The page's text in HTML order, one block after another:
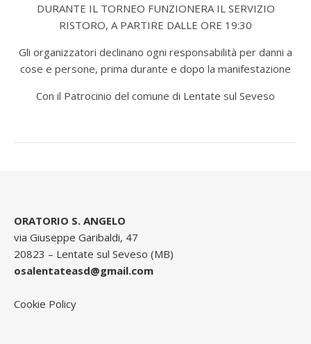
DURANTE IL TORNEO FUNZIONERA IL SERVIZIO
RISTORO, A PARTIRE DALLE ORE 19:30
Gli organizzatori declinano ogni responsabilità per danni a
cose e persone, prima durante e dopo la manifestazione
Con il Patrocinio del comune di Lentate sul Seveso
ORATORIO S. ANGELO
via Giuseppe Garibaldi, 47
20823 – Lentate sul Seveso (MB)
osalentateasd@gmail.com
Cookie Policy